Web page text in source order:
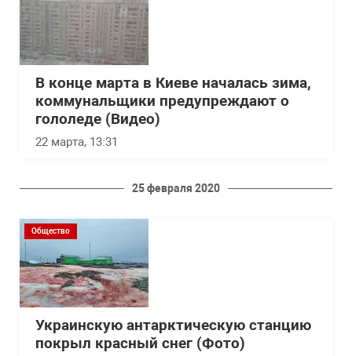
В конце марта в Киеве началась зима,
коммунальщики предупреждают о
гололеде (Видео)
22 марта, 13:31
25 февраля 2020
Общество
Украинскую антарктическую станцию
покрыл красный снег (Фото)